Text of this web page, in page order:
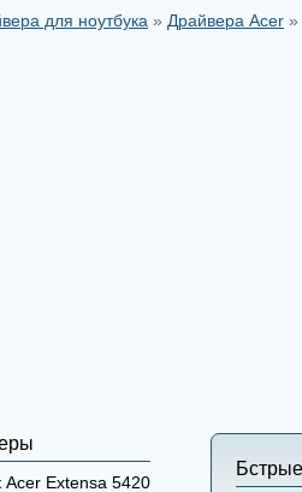
для ноутбука » Драйвера Acer »
Acer Extensa 5420